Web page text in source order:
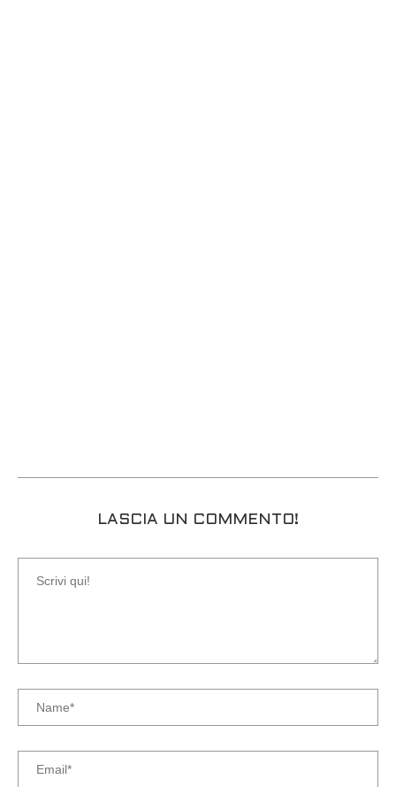
LASCIA UN COMMENTO!